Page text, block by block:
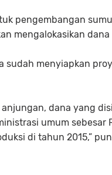
pengembangan
mengalokasikan
sudah menyiapkan
dana yang
umum
di tahun 2015,”